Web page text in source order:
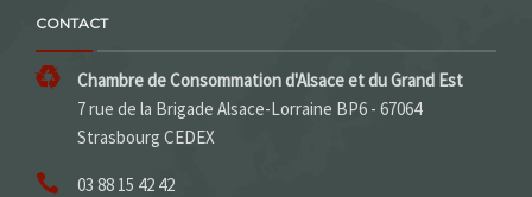
CONTACT
Chambre de Consommation d'Alsace et du Grand Est
7 rue de la Brigade Alsace-Lorraine BP6 - 67064
Strasbourg CEDEX
03 88 15 42 42